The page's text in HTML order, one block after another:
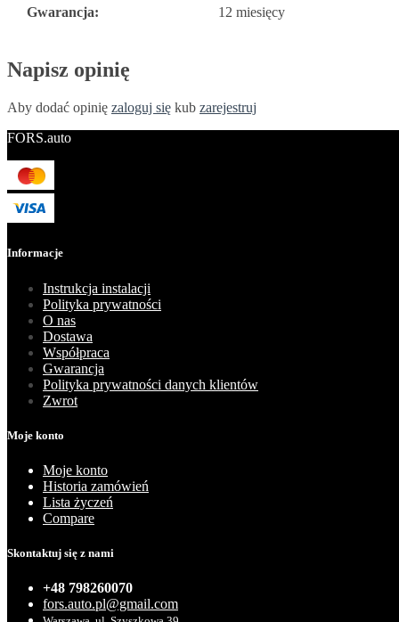
Gwarancja: 12 miesięcy
Napisz opinię
Aby dodać opinię zaloguj się kub zarejestruj
FORS.auto
Informacje
Instrukcja instalacji
Polityka prywatności
O nas
Dostawa
Współpraca
Gwarancja
Polityka prywatności danych klientów
Zwrot
Moje konto
Moje konto
Historia zamówień
Lista życzeń
Compare
Skontaktuj się z nami
+48 798260070
fors.auto.pl@gmail.com